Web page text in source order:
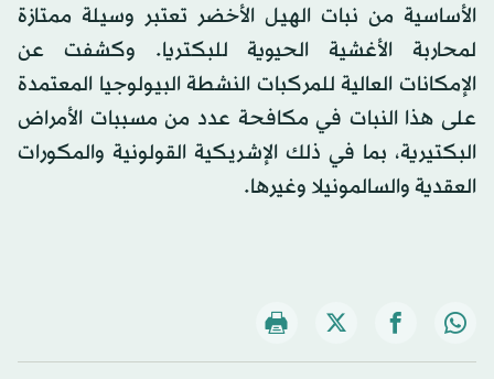
الأساسية من نبات الهيل الأخضر تعتبر وسيلة ممتازة
لمحاربة الأغشية الحيوية للبكتريا. وكشفت عن
الإمكانات العالية للمركبات النشطة البيولوجيا المعتمدة
على هذا النبات في مكافحة عدد من مسببات الأمراض
البكتيرية، بما في ذلك الإشريكية القولونية والمكورات
العقدية والسالمونيلا وغيرها.